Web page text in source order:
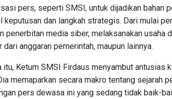
pers, seperti SMSI, untuk dijadikan bahan
keputusan dan langkah strategis. Dari mulai
penerbitan media siber, melaksanakan usaha
anggaran pemerintah, maupun lainnya.
itu, Ketum SMSI Firdaus menyambut antusias
memaparkan secara makro tentang sejarah
pers dewasa ini yang sedang tidak baik-